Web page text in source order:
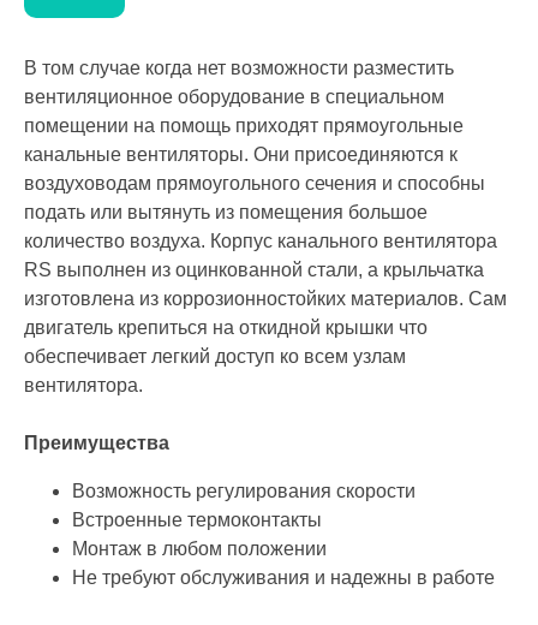
В том случае когда нет возможности разместить
вентиляционное оборудование в специальном
помещении на помощь приходят прямоугольные
канальные вентиляторы. Они присоединяются к
воздуховодам прямоугольного сечения и способны
подать или вытянуть из помещения большое
количество воздуха. Корпус канального вентилятора
RS выполнен из оцинкованной стали, а крыльчатка
изготовлена из коррозионностойких материалов. Сам
двигатель крепиться на откидной крышки что
обеспечивает легкий доступ ко всем узлам
вентилятора.
Преимущества
Возможность регулирования скорости
Встроенные термоконтакты
Монтаж в любом положении
Не требуют обслуживания и надежны в работе